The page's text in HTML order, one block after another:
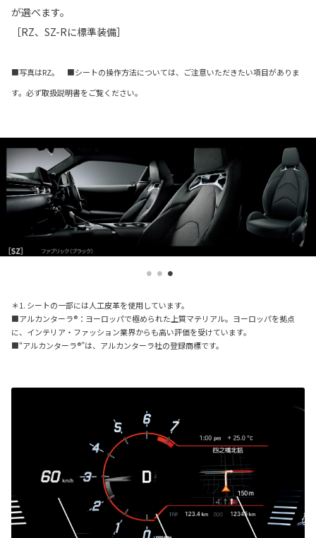
が選べます。
［RZ、SZ-Rに標準装備］
■写真はRZ。 ■シートの操作方法については、ご注意いただきたい項目がありま
す。必ず取扱説明書をご覧ください。
＊1. シートの一部には人工皮革を使用しています。
■アルカンターラ®：ヨーロッパで極められた上質マテリアル。ヨーロッパを拠点
に、インテリア・ファッション業界からも高い評価を受けています。
■“アルカンターラ®”は、アルカンターラ社の登録商標です。